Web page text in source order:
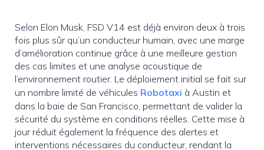
Selon Elon Musk, FSD V14 est déjà environ deux à trois
fois plus sûr qu’un conducteur humain, avec une marge
d’amélioration continue grâce à une meilleure gestion
des cas limites et une analyse acoustique de
l’environnement routier. Le déploiement initial se fait sur
un nombre limité de véhicules Robotaxi à Austin et
dans la baie de San Francisco, permettant de valider la
sécurité du système en conditions réelles. Cette mise à
jour réduit également la fréquence des alertes et
interventions nécessaires du conducteur, rendant la